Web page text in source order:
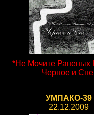
*Не Мочите Раненых
Черное и
УМПАКО-39
22.12.2009